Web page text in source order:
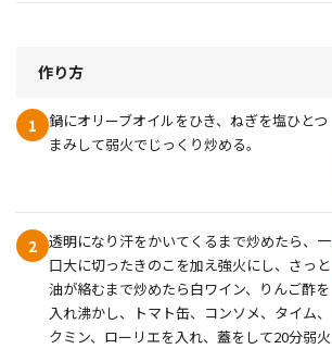
作り方
1
鍋にオリーブオイルをひき、ねぎを塩ひとつ
まみして弱火でじっくり炒める。
2 透明になり汗をかいてくるまで炒めたら、一
口大に切ったきのこを加え強火にし、さっと
油が絡むまで炒めたら白ワイン、りんご酢を
入れ沸かし、トマト缶、コンソメ、タイム、
クミン、ローリエを入れ、蓋をして20分弱火